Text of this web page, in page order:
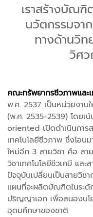
เราสร้างบัณ
นวัตกรรมจา
ทางด้านวิ
วิศ
คณะทรัพยากรชีวภาพและเ
พ.ศ. 2537 เป็นหน่วยงา
(พ.ศ. 2535-2539) โดยเ
oriented เปิดดำเนินการ
เทคโนโลยีชีวภาพ ซึ่งโอน
ใหม่อีก 3 สายวิชา คือ สา
วิชาเทคโนโลยีชีวเคมี แล
ปัจจุบันเปลี่ยนเป็นสายวิช
แผนที่จะผลิตบัณฑิตในระ
ปริญญาเอก เพื่อสนองนโ
อุดมศึกษาของชาติ